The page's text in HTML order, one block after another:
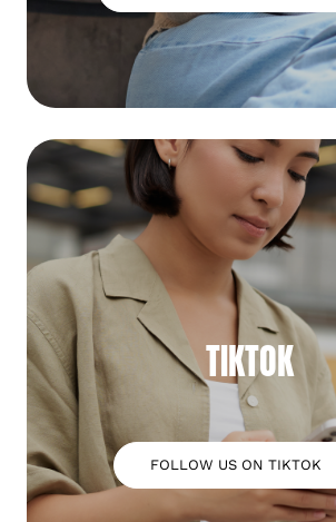
TIKTOK
FOLLOW US ON TIKTOK